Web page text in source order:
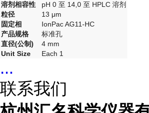
溶剂相容性
pH 0 至 14,0 至 HPLC 溶剂
粒径
13 μm
固定相
IonPac AG11-HC
产品规格
标准孔
直径(公制)
4 mm
Unit Size
Each 1
...
联系我们